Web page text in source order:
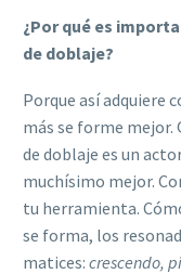
¿Por qué es
de doblaje?
Porque así adquiere
más se forme
de doblaje es un
muchísimo mejor.
tu herramienta.
se forma, los
matices: crescendo,